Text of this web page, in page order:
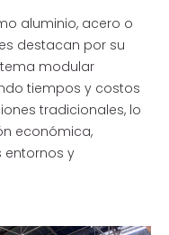
aluminio, acero o
destacan por su
modular
tiempos y costos
tradicionales, lo
económica,
entornos y